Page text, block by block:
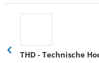
THD - Technische
Eine